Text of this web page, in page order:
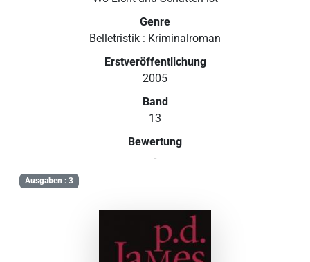
Genre
Belletristik : Kriminalroman
Erstveröffentlichung
2005
Band
13
Bewertung
-
Ausgaben : 3